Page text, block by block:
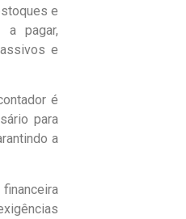
e
a pagar,
e
é
para
a